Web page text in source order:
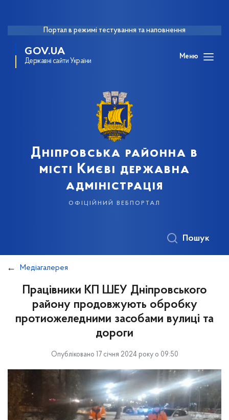
Портал в режимі тестування та наповнення
GOV.UA
Державні сайти України
Меню
Дніпровська районна в
місті Києві державна
адміністрація
офіційний вебпортал
Пошук
Медіагалерея
Працівники КП ШЕУ Дніпровського
району продовжують обробку
протиожеледними засобами вулиці та
дороги
Опубліковано 17 січня 2024 року о 09:50